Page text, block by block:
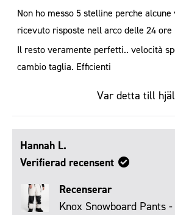
5
stjärnor
Non ho messo 5 stelline perche
ricevuto risposte nell arco delle 24 ore
Il resto veramente perfetti.. velocità
cambio taglia. Efficienti
Var detta till
Hannah L.
Verifierad recensent
Recenserar
Knox Snowboard Pants